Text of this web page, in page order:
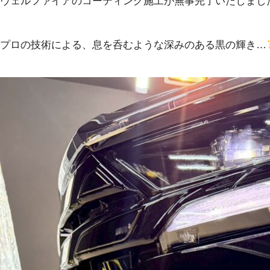
プロの技術による、息を呑むような深みのある黒の輝き…